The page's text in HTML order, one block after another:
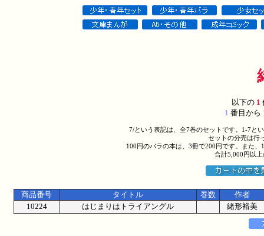
以下の1
1 番目から
7/という表記は、全7巻のセットです。1-7と
セットの分売は行
100円のバラの本は、3冊で200円です。また
合計5,000円以
商品番号 タイトル 巻数
作者
10224
はじまりはトライアングル 緒形裕美